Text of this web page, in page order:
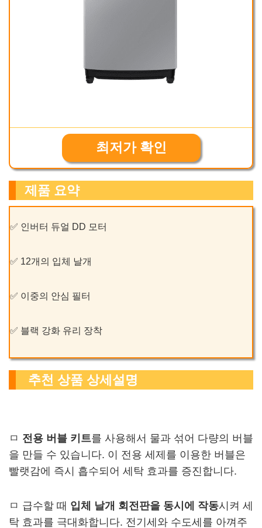
최저가 확인
제품 요약
✅ 인버터 듀얼 DD 모터
✅ 12개의 입체 날개
✅ 이중의 안심 필터
✅ 블랙 강화 유리 장착
추천 상품 상세설명
ㅁ 전용 버블 키트를 사용해서 물과 섞어 다량의 버블
을 만들 수 있습니다. 이 전용 세제를 이용한 버블은
빨랫감에 즉시 흡수되어 세탁 효과를 증진합니다.
ㅁ 급수할 때 입체 날개 회전판을 동시에 작동시켜 세
탁 효과를 극대화합니다. 전기세와 수도세를 아껴주